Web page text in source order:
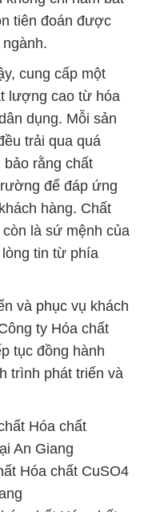
hàng. Chất
là sứ mệnh của
tin từ phía
và phục vụ khách
ty Hóa chất
tục đồng hành
trình phát triển và
Hóa chất
An Giang
Hóa chất CuSO4
chất Hóa chất
An Giang
chất CuSO4 *
chất Hóa chất
An Giang
hóa chất Hóa
tại An Giang
chất Hóa chất